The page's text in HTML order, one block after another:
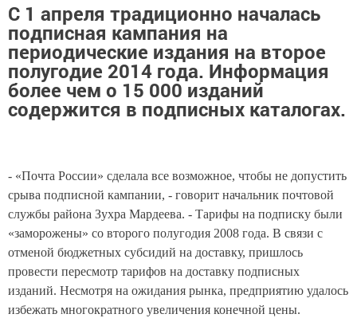
С 1 апреля традиционно началась
подписная кампания на
периодические издания на второе
полугодие 2014 года. Информация
более чем о 15 000 изданий
содержится в подписных каталогах.
- «Почта России» сделала все возможное, чтобы не допустить
срыва подписной кампании, - говорит начальник почтовой
службы района Зухра Мардеева. - Тарифы на подписку были
«заморожены» со второго полугодия 2008 года. В связи с
отменой бюджетных субсидий на доставку, пришлось
провести пересмотр тарифов на доставку подписных
изданий. Несмотря на ожидания рынка, предприятию удалось
избежать многократного увеличения конечной цены.